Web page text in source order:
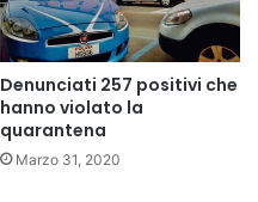
Denunciati 257 positivi che
hanno violato la
quarantena
Marzo 31, 2020